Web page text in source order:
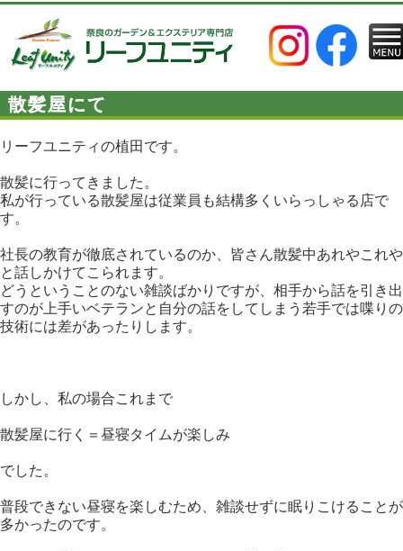
散髪屋にて
リーフユニティの植田です。
散髪に行ってきました。
私が行っている散髪屋は従業員も結構多くいらっしゃる店で
す。
社長の教育が徹底されているのか、皆さん散髪中あれやこれや
と話しかけてこられます。
どうということのない雑談ばかりですが、相手から話を引き出
すのが上手いベテランと自分の話をしてしまう若手では喋りの
技術には差があったりします。
しかし、私の場合これまで
散髪屋に行く＝昼寝タイムが楽しみ
でした。
普段できない昼寝を楽しむため、雑談せずに眠りこけることが
多かったのです。